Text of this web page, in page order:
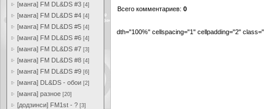
[манга] FM DL&DS #3 [4]
[манга] FM DL&DS #4 [4]
[манга] FM DL&DS #5 [4]
[манга] FM DL&DS #6 [4]
[манга] FM DL&DS #7 [3]
[манга] FM DL&DS #8 [4]
[манга] FM DL&DS #9 [6]
[манга] DL&DS - обои [2]
[манга] разное [20]
[додзинси] FM1st - ? [3]
Всего комментариев: 0
dth="100%" cellspacing="1" cellpadding="2"